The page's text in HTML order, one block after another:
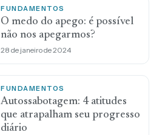
FUNDAMENTOS
O medo do apego: é possível
não nos apegarmos?
28 de janeiro de 2024
FUNDAMENTOS
Autossabotagem: 4 atitudes
que atrapalham seu progresso
diário